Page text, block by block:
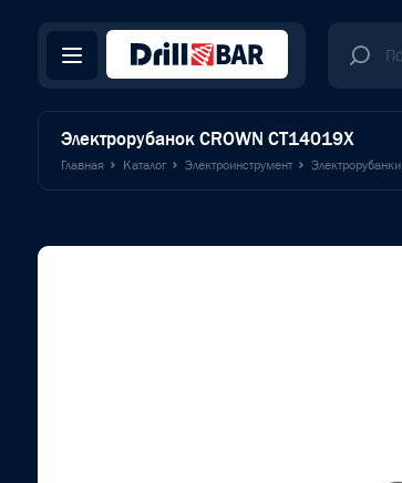
Электрорубанок CROWN CT14019X
Главная Каталог Электроинструмент Электрорубанки